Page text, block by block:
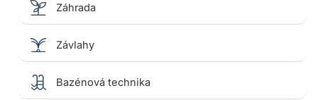
Záhrada
Závlahy
Bazénová technika